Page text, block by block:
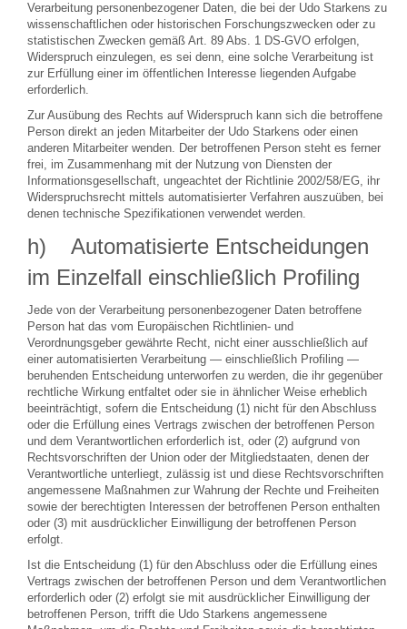
Verarbeitung personenbezogener Daten, die bei der Udo Starkens zu
wissenschaftlichen oder historischen Forschungszwecken oder zu
statistischen Zwecken gemäß Art. 89 Abs. 1 DS-GVO erfolgen,
Widerspruch einzulegen, es sei denn, eine solche Verarbeitung ist
zur Erfüllung einer im öffentlichen Interesse liegenden Aufgabe
erforderlich.
Zur Ausübung des Rechts auf Widerspruch kann sich die betroffene
Person direkt an jeden Mitarbeiter der Udo Starkens oder einen
anderen Mitarbeiter wenden. Der betroffenen Person steht es ferner
frei, im Zusammenhang mit der Nutzung von Diensten der
Informationsgesellschaft, ungeachtet der Richtlinie 2002/58/EG, ihr
Widerspruchsrecht mittels automatisierter Verfahren auszuüben, bei
denen technische Spezifikationen verwendet werden.
h) Automatisierte Entscheidungen
im Einzelfall einschließlich Profiling
Jede von der Verarbeitung personenbezogener Daten betroffene
Person hat das vom Europäischen Richtlinien- und
Verordnungsgeber gewährte Recht, nicht einer ausschließlich auf
einer automatisierten Verarbeitung — einschließlich Profiling —
beruhenden Entscheidung unterworfen zu werden, die ihr gegenüber
rechtliche Wirkung entfaltet oder sie in ähnlicher Weise erheblich
beeinträchtigt, sofern die Entscheidung (1) nicht für den Abschluss
oder die Erfüllung eines Vertrags zwischen der betroffenen Person
und dem Verantwortlichen erforderlich ist, oder (2) aufgrund von
Rechtsvorschriften der Union oder der Mitgliedstaaten, denen der
Verantwortliche unterliegt, zulässig ist und diese Rechtsvorschriften
angemessene Maßnahmen zur Wahrung der Rechte und Freiheiten
sowie der berechtigten Interessen der betroffenen Person enthalten
oder (3) mit ausdrücklicher Einwilligung der betroffenen Person
erfolgt.
Ist die Entscheidung (1) für den Abschluss oder die Erfüllung eines
Vertrags zwischen der betroffenen Person und dem Verantwortlichen
erforderlich oder (2) erfolgt sie mit ausdrücklicher Einwilligung der
betroffenen Person, trifft die Udo Starkens angemessene